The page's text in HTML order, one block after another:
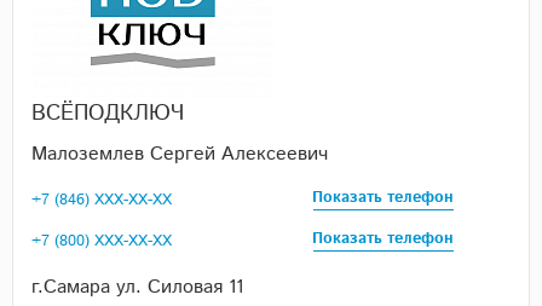
ВСЁПОДКЛЮЧ
Малоземлев Сергей Алексеевич
+7 (846) XXX-XX-XX
Показать телефон
+7 (800) XXX-XX-XX
Показать телефон
г.Самара ул. Силовая 11